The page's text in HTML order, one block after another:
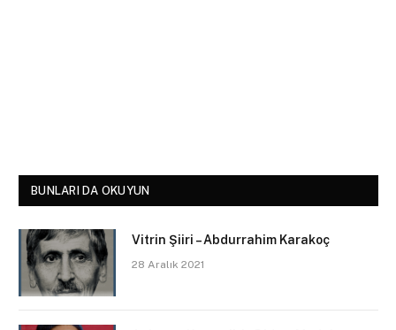
BUNLARI DA OKUYUN
Vitrin Şiiri – Abdurrahim Karakoç
28 Aralık 2021